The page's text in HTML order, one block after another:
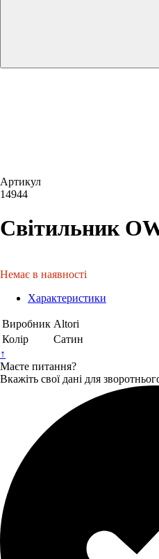
Артикул
14944
Світильник
Немає в наявності
Характеристики
Виробник Altori
Колір
Сатин
↑
Маєте питання?
Вкажіть свої дані для